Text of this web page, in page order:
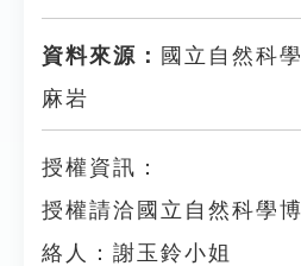
資料來源： 國立自然科
麻岩
授權資訊：
授權請洽國立自然科學
絡人：謝玉鈴小姐